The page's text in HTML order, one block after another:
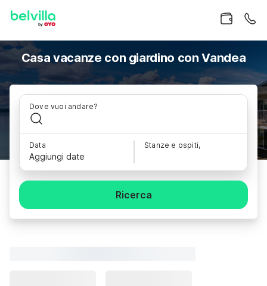
Casa vacanze con giardino con Vandea
Dove vuoi andare?
Data
Aggiungi date
Stanze e ospiti,
Ricerca